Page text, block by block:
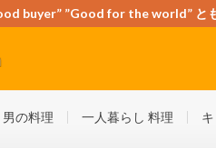
buyer” ”Good for the world” と
男の料理 一人暮らし 料理